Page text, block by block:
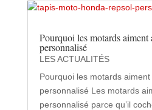
Pourquoi les motards aiment
personnalisé
LES ACTUALITÉS
Pourquoi les motards
personnalisé Les motards
personnalisé parce qu’il